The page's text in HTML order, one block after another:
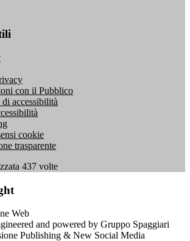
con il Pubblico
accessibilità
cookie
trasparente
437 volte
and powered by Gruppo Spaggiari
Publishing & New Social Media